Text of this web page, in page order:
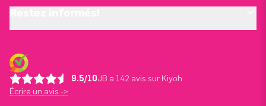
9.5/10JB a 142 avis sur Kiyoh
Écrire un avis ->